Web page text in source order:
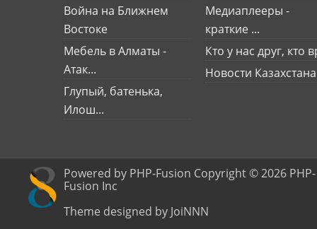
Война на Ближнем
Востоке
Мебель в Алматы -
Атак...
Глупый, батенька,
Илош...
Медиаплееры -
краткие ...
Кто у нас друг, кто
Новости Казахстана
Powered by PHP-Fusion Copyright © 2026 PHP-
Fusion Inc
Theme designed by JoiNNN